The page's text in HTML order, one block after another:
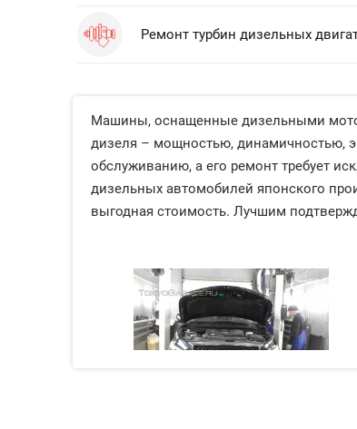
Ремонт турбин дизельных
Машины, оснащенные дизельными
дизеля – мощностью, динамичностью,
обслуживанию, а его ремонт требует
дизельных автомобилей японского
выгодная стоимость. Лучшим